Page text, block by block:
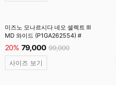
미즈노 모나르시다 네오 셀렉트 III
MD 와이드 (P1GA262554) #
20% 79,000 99,000
사이즈 보기